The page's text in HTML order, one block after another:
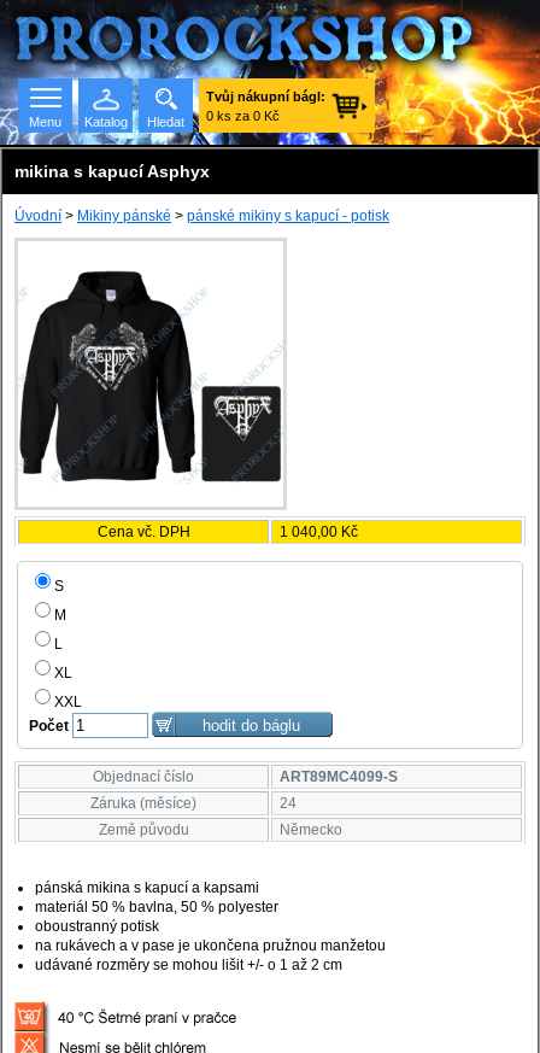
Hledat
Menu
Tvůj nákupní bágl:
0 ks za 0 Kč
mikina s kapucí Asphyx
Úvodní > Mikiny pánské > pánské mikiny s kapucí - potisk
Cena vč. DPH 1 040,00 Kč
S
M
L
XL
XXL
Počet
Objednací číslo
ART89MC4099-S
Záruka (měsíce)
24
Země původu
Německo
pánská mikina s kapucí a kapsami
materiál 50 % bavlna, 50 % polyester
oboustranný potisk
na rukávech a v pase je ukončena pružnou manžetou
udávané rozměry se mohou lišit +/- o 1 až 2 cm
Katalog